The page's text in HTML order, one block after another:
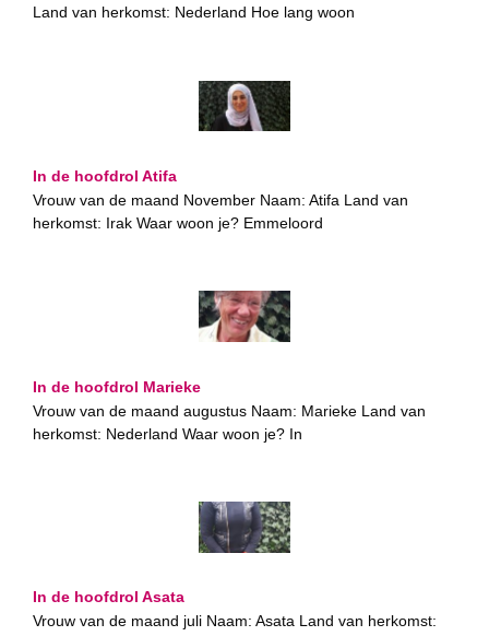
Land van herkomst: Nederland Hoe lang woon
In de hoofdrol Atifa
Vrouw van de maand November Naam: Atifa Land van
herkomst: Irak Waar woon je? Emmeloord
In de hoofdrol Marieke
Vrouw van de maand augustus Naam: Marieke Land van
herkomst: Nederland Waar woon je? In
In de hoofdrol Asata
Vrouw van de maand juli Naam: Asata Land van herkomst: